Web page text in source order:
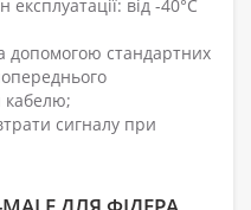
від -40°C
допомогою стандартних
кабелю;
сигналу при